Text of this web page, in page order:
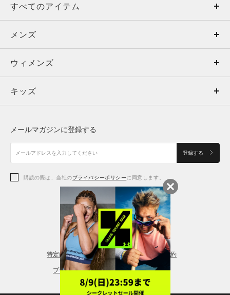
すべてのアイテム
メンズ
ウィメンズ
キッズ
アクセサリー
メンズ
トップス
ボトムス
アクセサリー
ウィメンズ
トップス
シューズ
アクセサリー
レギンス＆タイツ
キッズ
シューズ
メールマガジンに登録する
登録する
購読の際は、当社のプライバシーポリシーに同意します。
特定商取引法に基づく通販の表記 会員規約
プライバシーポリシー